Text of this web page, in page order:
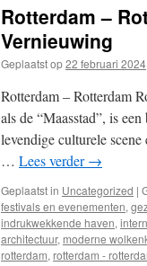
Rotterdam –
Vernieuwing
Geplaatst op22 februari 2024
Rotterdam – Rotterdam
als de “Maasstad”, is
levendige culturele
… Lees verder→
Geplaatst in Uncategorized |
festivals en evenementen,
indrukwekkende haven,
architectuur, moderne
rotterdam, rotterdam -